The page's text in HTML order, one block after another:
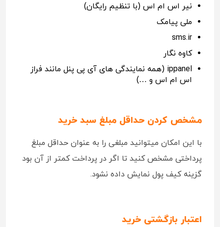
نیر اس ام اس (با تنظیم رایگان)
ملی پیامک
sms.ir
کاوه نگار
ippanel (همه نمایندگی های آی پی پنل مانند فراز
اس ام اس و …)
مشخص کردن حداقل مبلغ سبد خرید
با این امکان میتوانید مبلغی را به عنوان حداقل مبلغ
پرداختی مشخص کنید تا اگر در پرداخت کمتر از آن بود
گزینه کیف پول نمایش داده نشود.
اعتبار بازگشتی خرید